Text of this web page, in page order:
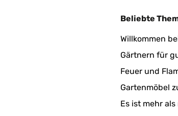
and was "wonkey" the company was
eigenständig überprüft
Beliebte
Willkommen
Gärtnern für
Feuer und
Gartenmöbel
Es ist mehr